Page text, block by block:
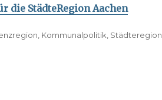
die StädteRegion Aachen
Kommunalpolitik Städteregion